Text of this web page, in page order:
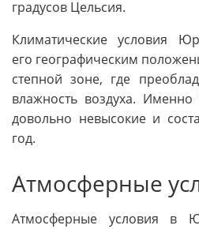
градусов Цельсия.
Климатические условия
его географическим
степной зоне, где
влажность воздуха.
довольно невысокие и
год.
Атмосферные
Атмосферные условия в